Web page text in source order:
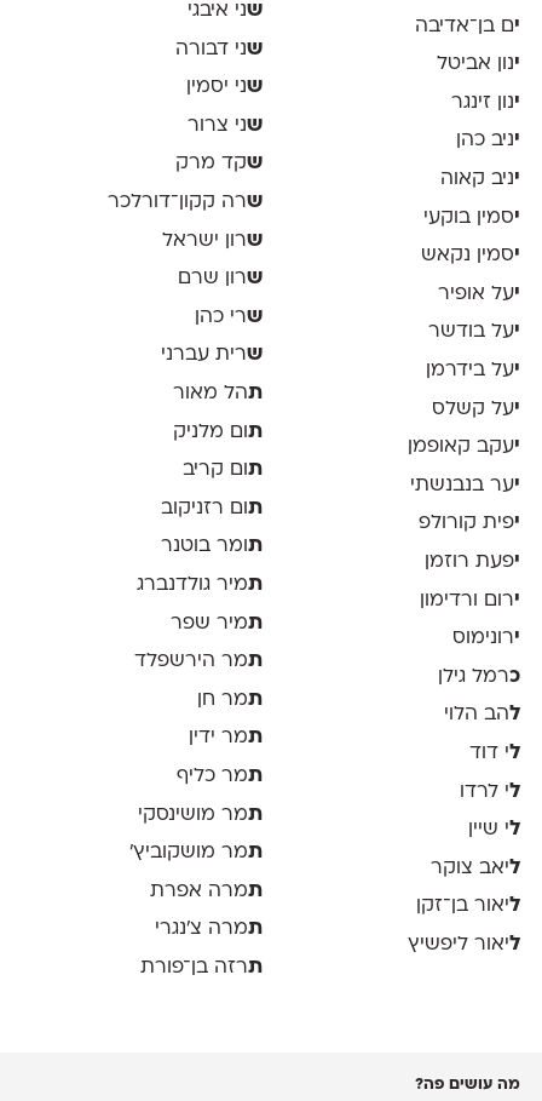
ים בן־אדיבה
ינון אביטל
ינון זינגר
יניב כהן
יניב קאוה
יסמין בוקעי
יסמין נקאש
יעל אופיר
יעל בודשר
יעל בידרמן
יעל קשלס
יעקב קאופמן
יער בנבנשתי
יפית קורולפ
יפעת רוזמן
ירום ורדימון
ירונימוס
כרמל גילן
להב הלוי
לי דוד
לי לרדו
לי שיין
ליאב צוקר
ליאור בן־זקן
ליאור ליפשיץ
שני איבגי
שני דבורה
שני יסמין
שני צרור
שקד מרק
שרה קקון־דורלכר
שרון ישראל
שרון שרם
שרי כהן
שרית עברני
תהל מאור
ת ום מלניק
תום קריב
ת ום רזניקוב
תומר בוטנר
תמיר גולדנברג
תמיר שפר
תמר הירשפלד
תמר חן
תמר ידין
תמר כליף
תמר מושינסקי
תמר מושקוביץ'
תמרה אפרת
תמרה צ׳נגרי
תרזה בן־פורת
מה עושים פה?